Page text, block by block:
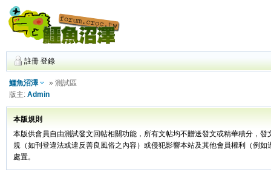
註冊 登錄
鱷魚沼澤
» 測試區
版主: Admin
本版規則
本版供會員自由測試發文回帖相關功能，所有文帖均不贈送發文或精華積分，
規（如刊登違法或違反善良風俗之內容）或侵犯影響本站及其他會員權利（例
處置。